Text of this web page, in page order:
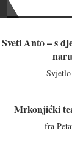
Sveti Anto – s
Mrkonjićki
fra